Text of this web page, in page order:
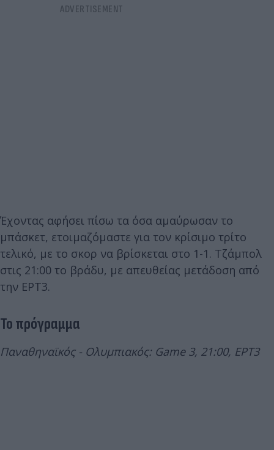
Έχοντας αφήσει πίσω τα όσα αμαύρωσαν το
μπάσκετ, ετοιμαζόμαστε για τον κρίσιμο τρίτο
τελικό, με το σκορ να βρίσκεται στο 1-1. Τζάμπολ
στις 21:00 το βράδυ, με απευθείας μετάδοση από
την ΕΡΤ3.
Το πρόγραμμα
Παναθηναϊκός - Ολυμπιακός: Game 3, 21:00, ΕΡΤ3